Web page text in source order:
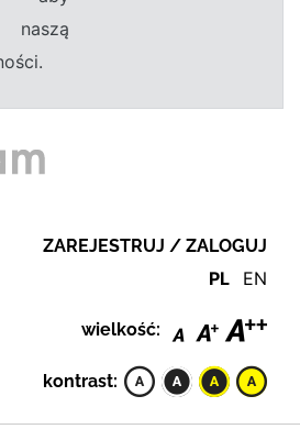
naszą
ZAREJESTRUJ / ZALOGUJ
PL EN
wielkość:
kontrast: